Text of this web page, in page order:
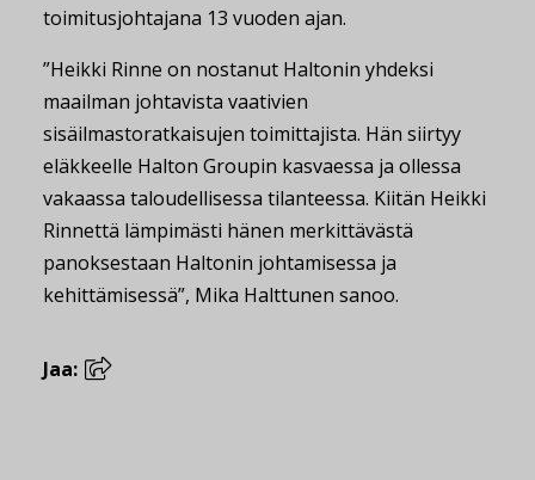
toimitusjohtajana 13 vuoden ajan.
”Heikki Rinne on nostanut Haltonin yhdeksi
maailman johtavista vaativien
sisäilmastoratkaisujen toimittajista. Hän siirtyy
eläkkeelle Halton Groupin kasvaessa ja ollessa
vakaassa taloudellisessa tilanteessa. Kiitän Heikki
Rinnettä lämpimästi hänen merkittävästä
panoksestaan Haltonin johtamisessa ja
kehittämisessä”, Mika Halttunen sanoo.
Jaa: